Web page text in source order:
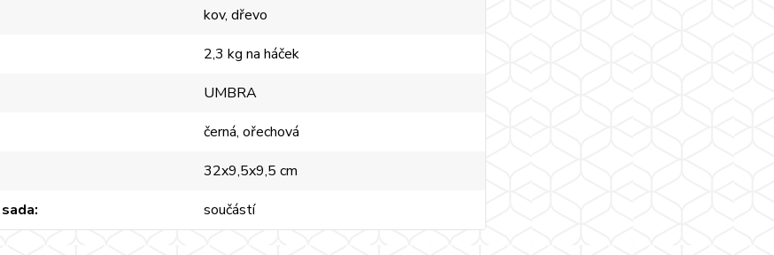
kov, dřevo
2,3 kg na háček
UMBRA
černá, ořechová
32x9,5x9,5 cm
součástí